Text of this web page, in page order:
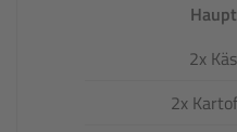
2x
2x